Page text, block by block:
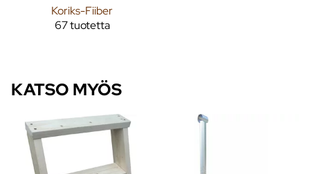
Koriks-Fiiber
67 tuotetta
KATSO MYÖS